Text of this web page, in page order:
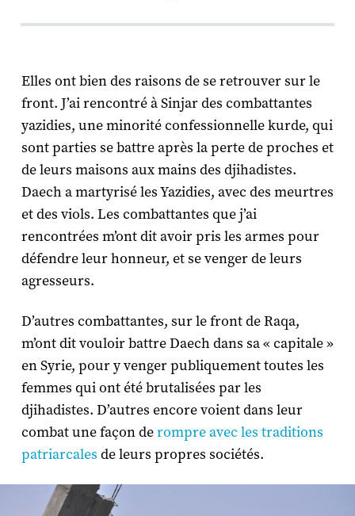
Elles ont bien des raisons de se retrouver sur le
front. J’ai rencontré à Sinjar des combattantes
yazidies, une minorité confessionnelle kurde, qui
sont parties se battre après la perte de proches et
de leurs maisons aux mains des djihadistes.
Daech a martyrisé les Yazidies, avec des meurtres
et des viols. Les combattantes que j’ai
rencontrées m’ont dit avoir pris les armes pour
défendre leur honneur, et se venger de leurs
agresseurs.
D’autres combattantes, sur le front de Raqa,
m’ont dit vouloir battre Daech dans sa « capitale »
en Syrie, pour y venger publiquement toutes les
femmes qui ont été brutalisées par les
djihadistes. D’autres encore voient dans leur
combat une façon derompre avec les traditions
patriarcales de leurs propres sociétés.